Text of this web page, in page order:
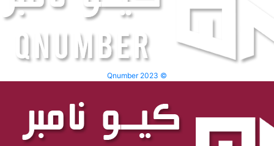
Qnumber 2023 ©